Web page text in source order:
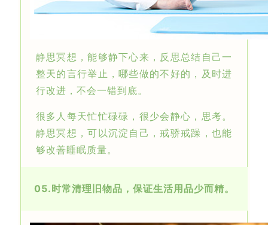
静思冥想，能够静下心来，反思总结自己一
整天的言行举止，哪些做的不好的，及时进
行改进，不会一错到底。
很多人每天忙忙碌碌，很少会静心，思考。
静思冥想，可以沉淀自己，戒骄戒躁，也能
够改善睡眠质量。
05.时常清理旧物品，保证生活用品少而精。